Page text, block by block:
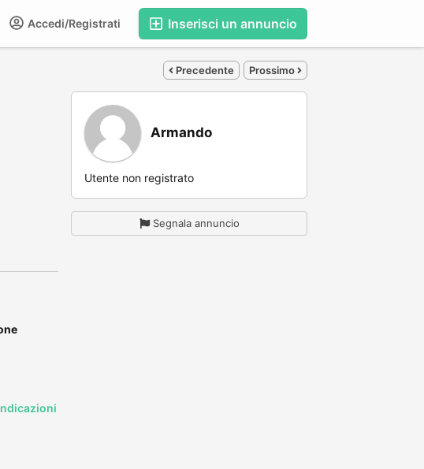
Inserisci un annuncio
Accedi/Registrati
Precedente Prossimo
Armando
Utente non registrato
Segnala annuncio